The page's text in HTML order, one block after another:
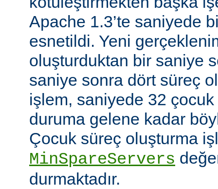
Apache 1.3’te saniyede
esnetildi. Yeni
oluşturduktan bir saniye
saniye sonra dört süreç
işlem, saniyede 32
duruma gelene kadar
Çocuk süreç oluşturma
MinSpareServers
durmaktadır.